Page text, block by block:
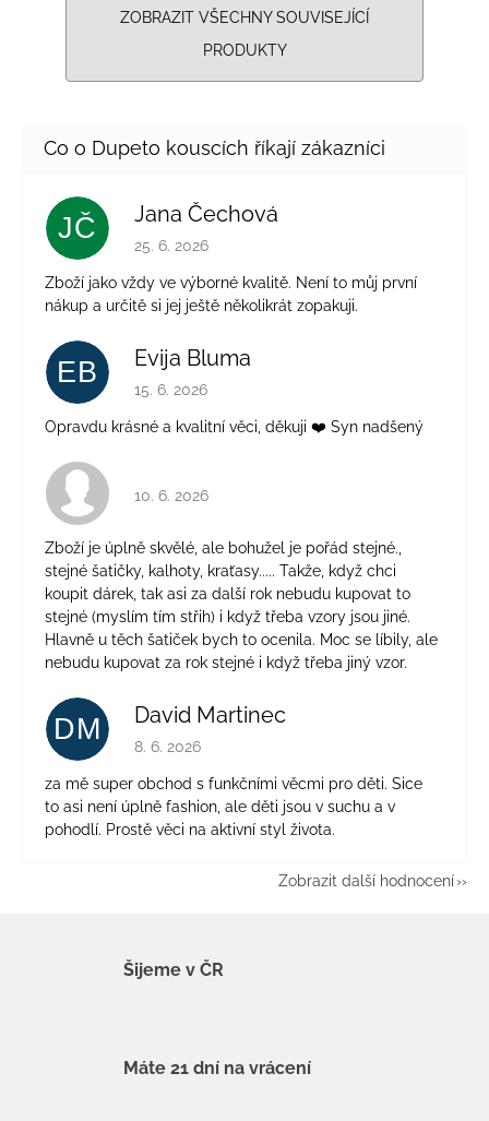
ZOBRAZIT VŠECHNY SOUVISEJÍCÍ
PRODUKTY
JČ Jana Čechová
Hodnocení obchodu je 5 z 5 hvězdiček.
25. 6. 2026
Zboží jako vždy ve výborné kvalitě. Není to můj první
nákup a určitě si jej ještě několikrát zopakuji.
EB Evija Bluma
Hodnocení obchodu je 5 z 5 hvězdiček.
15. 6. 2026
Opravdu krásné a kvalitní věci, děkuji ❤️ Syn nadšený
Hodnocení obchodu je 4 z 5 hvězdiček.
10. 6. 2026
Zboží je úplně skvělé, ale bohužel je pořád stejné.,
stejné šatičky, kalhoty, kraťasy..... Takže, když chci
koupit dárek, tak asi za další rok nebudu kupovat to
stejné (myslím tím střih) i když třeba vzory jsou jiné.
Hlavně u těch šatiček bych to ocenila. Moc se líbily, ale
nebudu kupovat za rok stejné i když třeba jiný vzor.
DM David Martinec
Hodnocení obchodu je 5 z 5 hvězdiček.
8. 6. 2026
za mě super obchod s funkčními věcmi pro děti. Sice
to asi není úplně fashion, ale děti jsou v suchu a v
pohodlí. Prostě věci na aktivní styl života.
Zobrazit další hodnocení
Šijeme v ČR
Máte 21 dní na vrácení